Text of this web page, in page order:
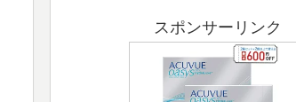
スポンサーリンク